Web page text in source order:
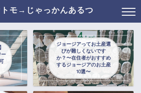
モ→じゃっかんあるつ
ー
ジョージアってお土産選
びが難しくないです
か？〜在住者がおすすめ
するジョージアのお土産
10選〜